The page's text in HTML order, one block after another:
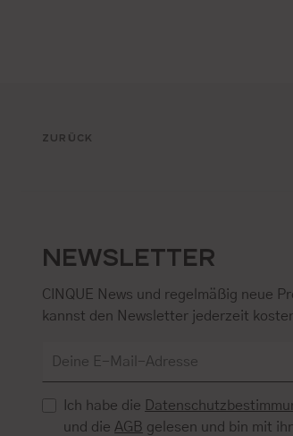
ZURÜCK
NEWSLETTER
CINQUE News und regelmäßig neue
kannst den Newsletter jederzeit
Ich habe die
und dieAGB gelesen und bin mit